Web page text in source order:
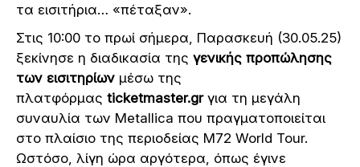
τα εισιτήρια… «πέταξαν».
Στις 10:00 το πρωί σήμερα, Παρασκευή (30.05.25)
ξεκίνησε η διαδικασία της γενικής προπώλησης
των εισιτηρίων μέσω της
πλατφόρμας ticketmaster.grγια τη μεγάλη
συναυλία των Metallica που πραγματοποιείται
στο πλαίσιο της περιοδείας M72 World Tour.
Ωστόσο, λίγη ώρα αργότερα, όπως έγινε